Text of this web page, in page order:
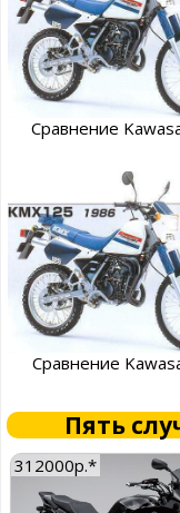
Сравнение
Сравнение
Пять
312000р.*